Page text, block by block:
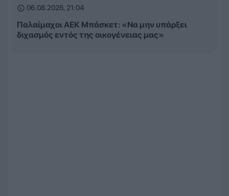
06.08.2026, 21:04
Παλαίμαχοι ΑΕΚ Μπάσκετ: «Να μην υπάρξει
διχασμός εντός της οικογένειας μας»